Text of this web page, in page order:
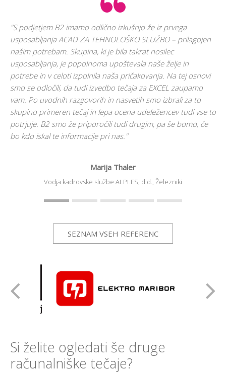
"S podjetjem B2 imamo odlično izkušnjo že iz prvega
usposabljanja ACAD ZA TEHNOLOŠKO SLUŽBO – prilagojen
našim potrebam. Skupina, ki je bila takrat nosilec
usposabljanja, je popolnoma upoštevala naše želje in
potrebe in v celoti izpolnila naša pričakovanja. Na tej osnovi
smo se odločili, da tudi izvedbo tečaja za EXCEL zaupamo
vam. Po uvodnih razgovorih in nasvetih smo izbrali za to
skupino primeren tečaj in lepa ocena udeležencev tudi vse to
potrjuje. B2 smo že priporočili tudi drugim, pa še bomo, če
bo kdo iskal te informacije pri nas."
Marija Thaler
Vodja kadrovske službe ALPLES, d.d., Železniki
SEZNAM VSEH REFERENC
Si želite ogledati še druge
računalniške tečaje?